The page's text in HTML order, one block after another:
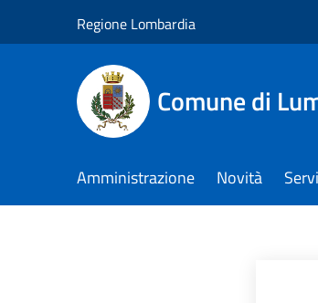
Regione Lombardia
Comune di
Amministrazione Novità